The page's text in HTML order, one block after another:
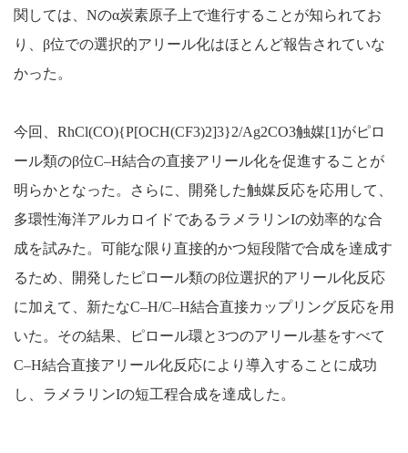
関しては、Nのα炭素原子上で進行することが知られてお
り、β位での選択的アリール化はほとんど報告されていな
かった。
今回、RhCl(CO){P[OCH(CF3)2]3}2/Ag2CO3触媒[1]がピロ
ール類のβ位C–H結合の直接アリール化を促進することが
明らかとなった。さらに、開発した触媒反応を応用して、
多環性海洋アルカロイドであるラメラリンIの効率的な合
成を試みた。可能な限り直接的かつ短段階で合成を達成す
るため、開発したピロール類のβ位選択的アリール化反応
に加えて、新たなC–H/C–H結合直接カップリング反応を用
いた。その結果、ピロール環と3つのアリール基をすべて
C–H結合直接アリール化反応により導入することに成功
し、ラメラリンIの短工程合成を達成した。